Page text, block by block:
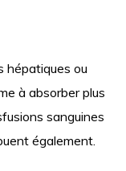
hépatiques ou
à absorber plus
sanguines
également.